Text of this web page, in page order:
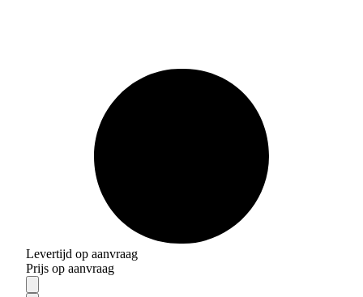
Levertijd op aanvraag
Prijs op aanvraag